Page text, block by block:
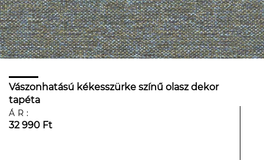
Vászonhatású kékesszürke színű olasz dekor
tapéta
ÁR:
32 990 Ft